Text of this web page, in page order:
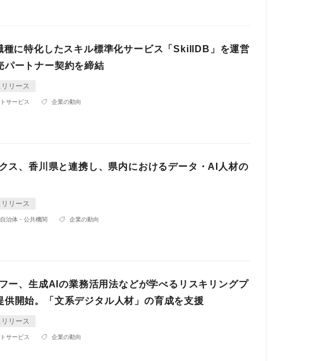
種に特化したスキル標準化サービス「SkillDB」を運営
パートナー契約を締結
リース
サービス 企業の動向
ス、香川県と連携し、県内におけるデータ・AI人材の
リース
治体・公共機関 企業の動向
ー、生成AIの業務活用法などが学べるリスキリングプ
供開始。「文系デジタル人材」の育成を支援
リース
サービス 企業の動向